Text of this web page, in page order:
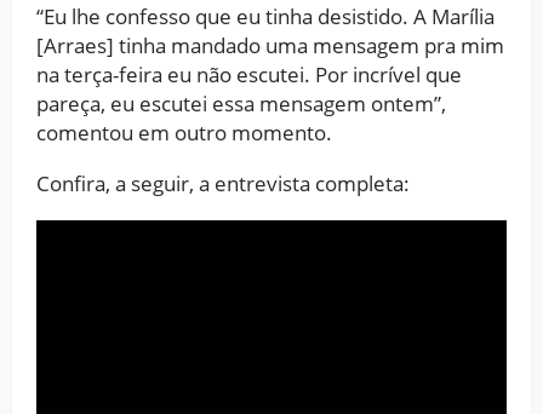
“Eu lhe confesso que eu tinha desistido. A Marília
[Arraes] tinha mandado uma mensagem pra mim
na terça-feira eu não escutei. Por incrível que
pareça, eu escutei essa mensagem ontem”,
comentou em outro momento.
Confira, a seguir, a entrevista completa: